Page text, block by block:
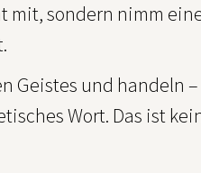
sondern nimm
Geistes und handeln
Wort. Das ist